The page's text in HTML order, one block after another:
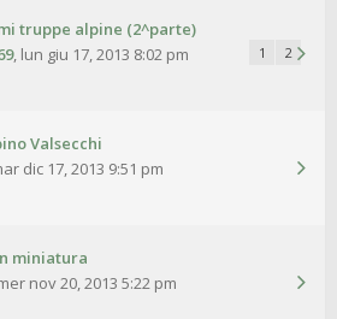
truppe alpine (2^parte)
, lun giu 17, 2013 8:02 pm 1 2
Valsecchi
dic 17, 2013 9:51 pm
miniatura
nov 20, 2013 5:22 pm